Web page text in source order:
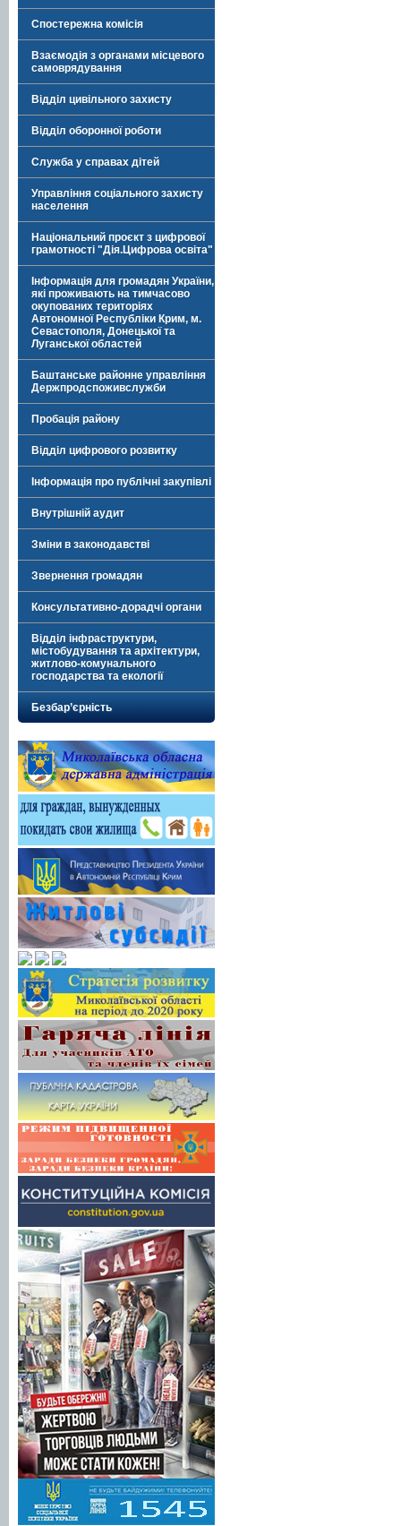
Спостережна комісія
Взаємодія з органами місцевого
самоврядування
Відділ цивільного захисту
Відділ оборонної роботи
Служба у справах дітей
Управління соціального захисту
населення
Національний проєкт з цифрової
грамотності "Дія.Цифрова освіта"
Інформація для громадян України,
які проживають на тимчасово
окупованих територіях
Автономної Республіки Крим, м.
Севастополя, Донецької та
Луганської областей
Баштанське районне управління
Держпродспоживслужби
Пробація району
Відділ цифрового розвитку
Інформація про публічні закупівлі
Внутрішній аудит
Зміни в законодавстві
Звернення громадян
Консультативно-дорадчі органи
Відділ інфраструктури,
містобудування та архітектури,
житлово-комунального
господарства та екології
Безбар’єрність